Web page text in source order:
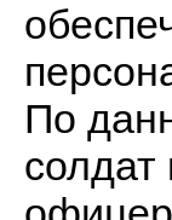
По
солдат